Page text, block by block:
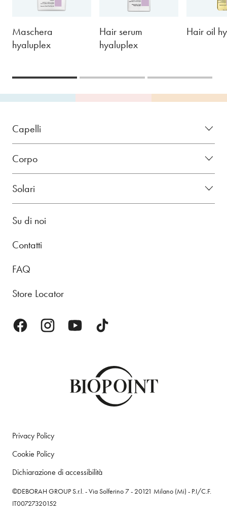
Maschera
hyaluplex
Hair serum
hyaluplex
Hair oil
Capelli
Corpo
Solari
Su di noi
Contatti
FAQ
Store Locator
Privacy Policy
Cookie Policy
Dichiarazione di accessibilità
©DEBORAH GROUP S.r.l. - Via Solferino 7 - 20121 Milano (Mi) - P.I/C.F.
IT00727320152